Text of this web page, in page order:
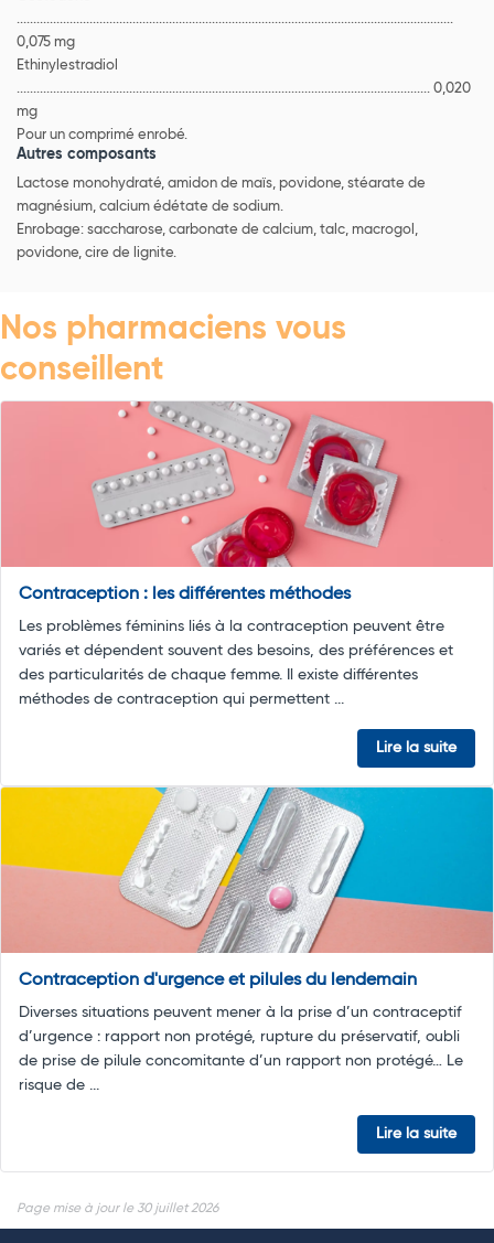
....................................................................................................................................
0,075 mg
Ethinylestradiol
............................................................................................................................. 0,020
mg
Pour un comprimé enrobé.
Autres composants
Lactose monohydraté, amidon de maïs, povidone, stéarate de
magnésium, calcium édétate de sodium.
Enrobage: saccharose, carbonate de calcium, talc, macrogol,
povidone, cire de lignite.
Nos pharmaciens vous
conseillent
Contraception : les différentes méthodes
Les problèmes féminins liés à la contraception peuvent être
variés et dépendent souvent des besoins, des préférences et
des particularités de chaque femme. Il existe différentes
méthodes de contraception qui permettent ...
Lire la suite
Contraception d'urgence et pilules du lendemain
Diverses situations peuvent mener à la prise d’un contraceptif
d’urgence : rapport non protégé, rupture du préservatif, oubli
de prise de pilule concomitante d’un rapport non protégé… Le
risque de ...
Lire la suite
Page mise à jour le 30 juillet 2026